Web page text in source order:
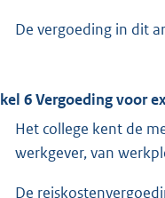
De vergoeding in dit
6 Vergoeding voor
Het college kent de
werkgever, van
De